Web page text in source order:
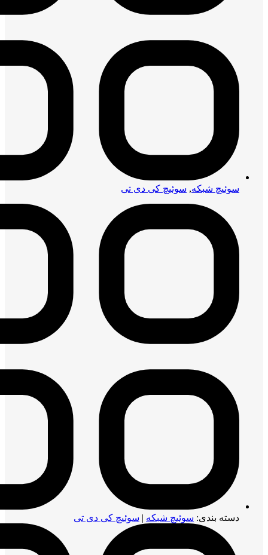
سوئیچ شبکه, سوئیچ کی دی تی
دسته بندی: سوئیچ شبکه | سوئیچ کی دی تی